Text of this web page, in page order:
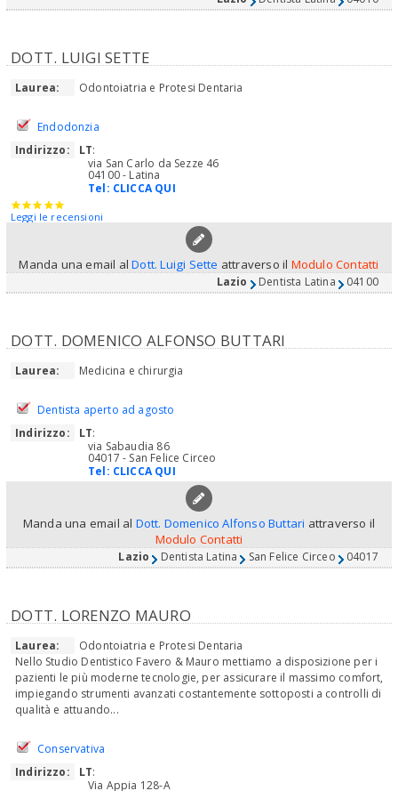
DOTT. LUIGI SETTE
Laurea: Odontoiatria e Protesi Dentaria
Endodonzia
Indirizzo:
LT:
via San Carlo da Sezze 46
04100 - Latina
Tel: CLICCA QUI
Leggi le recensioni
Manda una email alDott. Luigi Sette attraverso il Modulo Contatti
Lazio Dentista Latina 04100
DOTT. DOMENICO ALFONSO BUTTARI
Laurea: Medicina e chirurgia
Dentista aperto ad agosto
Indirizzo:
LT:
via Sabaudia 86
04017 - San Felice Circeo
Tel: CLICCA QUI
Manda una email al Dott. Domenico Alfonso Buttari attraverso il
Modulo Contatti
Lazio Dentista Latina San Felice Circeo 04017
DOTT. LORENZO MAURO
Laurea:
Odontoiatria e Protesi Dentaria
Nello Studio Dentistico Favero & Mauro mettiamo a disposizione per i
pazienti le più moderne tecnologie, per assicurare il massimo comfort,
impiegando strumenti avanzati costantemente sottoposti a controlli di
qualità e attuando...
Conservativa
Indirizzo:
LT:
Via Appia 128-A